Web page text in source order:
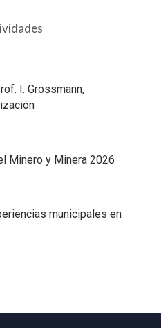
I. Grossmann,
Minero y Minera 2026
municipales en